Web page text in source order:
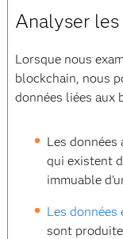
Analyser
Lorsque nous
blockchain, nous
données liées aux
Les données
qui existent
immuable
Les données
sont